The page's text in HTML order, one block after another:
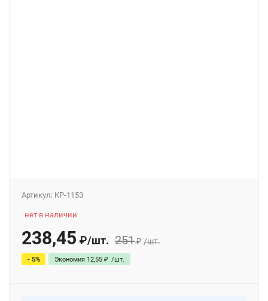
Артикул: KP-1153
нет в наличии
238,45 ₽/шт. 251₽ /шт.
- 5% Экономия 12,55 ₽ /шт.